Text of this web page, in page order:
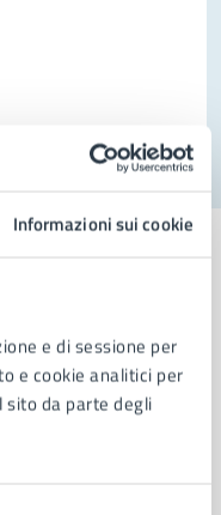
Informazioni sui cookie
e di sessione per
e cookie analitici per
da parte degli